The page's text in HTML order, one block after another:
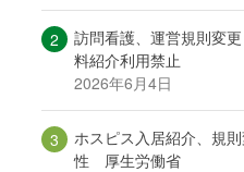
訪問看護、運営規則変
料紹介利用禁止
2026年6月4日
ホスピス入居紹介、規
性 厚生労働省